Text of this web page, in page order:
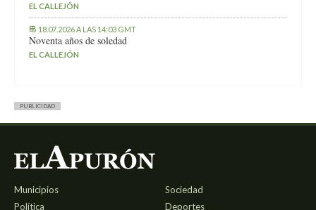
EL CALLEJÓN
18.07.2026 A LAS 14:03 GMT
Noventa años de soledad
EL CALLEJÓN
PUBLICIDAD
Municipios
Política
Sociedad
Deportes